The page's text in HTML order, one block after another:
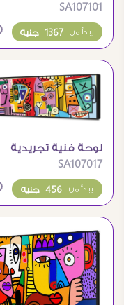
بتصميم تشريح جسم
الإنسان
SA107101
1367 جنيه يبدأ من
لوحة فنية تجريدية
بوجوه ملونة وتصميم
مودرن
SA107017
456 جنيه يبدأ من